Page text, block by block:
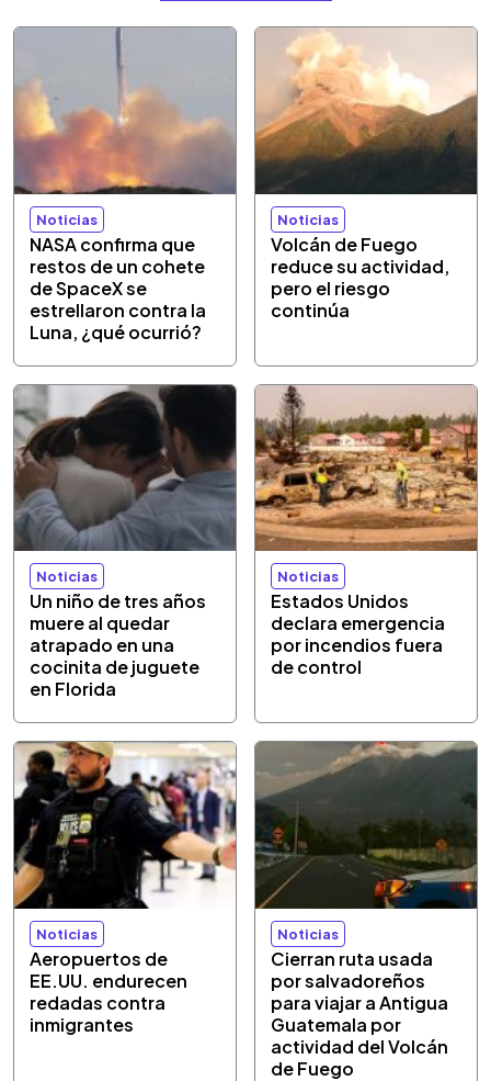
Noticias
NASA confirma que
restos de un cohete
de SpaceX se
estrellaron contra la
Luna, ¿qué ocurrió?
Noticias
Volcán de Fuego
reduce su actividad,
pero el riesgo
continúa
Noticias
Un niño de tres años
muere al quedar
atrapado en una
cocinita de juguete
en Florida
Noticias
Estados Unidos
declara emergencia
por incendios fuera
de control
Noticias
Aeropuertos de
EE.UU. endurecen
redadas contra
inmigrantes
Noticias
Cierran ruta usada
por salvadoreños
para viajar a Antigua
Guatemala por
actividad del Volcán
de Fuego